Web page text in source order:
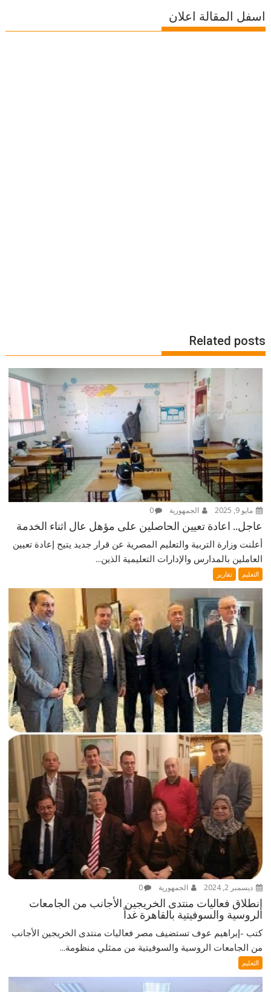
اسفل المقالة اعلان
Related posts
مايو 9, 2025 الجمهورية 0
عاجل.. اعادة تعيين الحاصلين على مؤهل عال اثناء الخدمة
أعلنت وزارة التربية والتعليم المصرية عن قرار جديد يتيح إعادة تعيين
العاملين بالمدارس والإدارات التعليمية الذين...
التعليم تقارير
ديسمبر 2, 2024 الجمهورية 0
إنطلاق فعاليات منتدى الخريجين الأجانب من الجامعات
الروسية والسوفيتية بالقاهرة غداً
كتب -إبراهيم عوف تستضيف مصر فعاليات منتدى الخريجين الأجانب
من الجامعات الروسية والسوفيتية من ممثلي منظومة...
التعليم